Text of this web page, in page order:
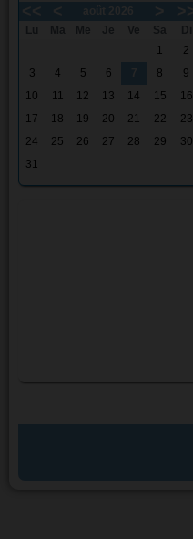
Lu Ma Me Je Ve Sa
Di
1
2
3
4 5 6 8
9
10
11 12 13 14 15
16
17
18 19 20 21 22
23
24
25 26 27 28 29
30
31